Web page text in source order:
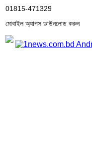
01815-471329
মোবাইল অ্যাপস ডাউনলোড করুন